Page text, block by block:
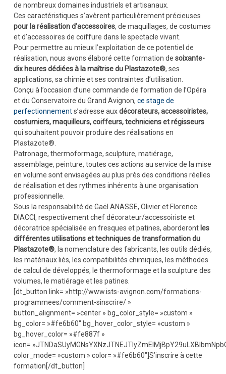
de nombreux domaines industriels et artisanaux.
Ces caractéristiques s’avèrent particulièrement précieuses
pour la réalisation d’accessoires, de maquillages, de costumes
et d’accessoires de coiffure dans le spectacle vivant.
Pour permettre au mieux l’exploitation de ce potentiel de
réalisation, nous avons élaboré cette formation de soixante-
dix heures dédiées à la maîtrise du Plastazote®, ses
applications, sa chimie et ses contraintes d’utilisation.
Conçu à l’occasion d’une commande de formation de l’Opéra
et du Conservatoire du Grand Avignon, ce stage de
perfectionnements’adresse auxdécorateurs, accessoiristes,
costumiers, maquilleurs, coiffeurs, techniciens et régisseurs
qui souhaitent pouvoir produire des réalisations en
Plastazote®.
Patronage, thermoformage, sculpture, matiérage,
assemblage, peinture, toutes ces actions au service de la mise
en volume sont envisagées au plus près des conditions réelles
de réalisation et des rythmes inhérents à une organisation
professionnelle.
Sous la responsabilité de Gaël ANASSE, Olivier et Florence
DIACCI, respectivement chef décorateur/accessoiriste et
décoratrice spécialisée en fresques et patines, aborderont les
différentes utilisations et techniques de transformation du
Plastazote®, la nomenclature des fabricants, les outils dédiés,
les matériaux liés, les compatibilités chimiques, les méthodes
de calcul de développés, le thermoformage et la sculpture des
volumes, le matiérage et les patines.
[dt_button link= »http://www.ists-avignon.com/formations-
programmees/comment-sinscrire/ »
button_alignment= »center » bg_color_style= »custom »
bg_color= »#fe6b60″ bg_hover_color_style= »custom »
bg_hover_color= »#fe887f »
icon=
color_mode= »custom » color= »#fe6b60″]S’inscrire à cette
formation[/dt_button]